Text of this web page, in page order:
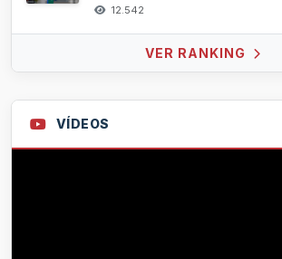
12.542
VER RANKING
VÍDEOS